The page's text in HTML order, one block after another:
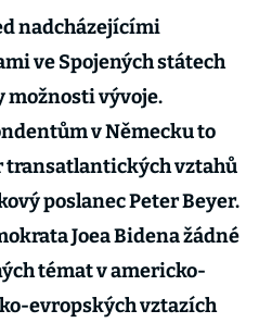
nadcházejícími
ve Spojených státech
možnosti vývoje.
v Německu to
transatlantických vztahů
poslanec Peter Beyer.
Joea Bidena žádné
témat v americko-
evropských vztazích